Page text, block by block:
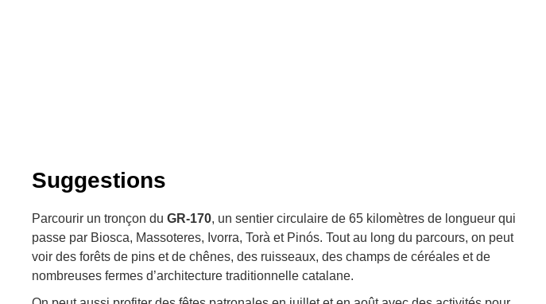
Suggestions
Parcourir un tronçon du GR-170, un sentier circulaire de 65 kilomètres de longueur qui
passe par Biosca, Massoteres, Ivorra, Torà et Pinós. Tout au long du parcours, on peut
voir des forêts de pins et de chênes, des ruisseaux, des champs de céréales et de
nombreuses fermes d’architecture traditionnelle catalane.